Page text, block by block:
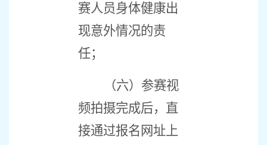
赛人员身体健康出
现意外情况的责
任；
（六）参赛视
频拍摄完成后，直
接通过报名网址上